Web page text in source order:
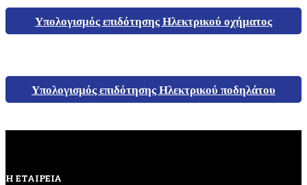
Υπολογισμός επιδότησης Ηλεκτρικού οχήματος
Υπολογισμός επιδότησης Ηλεκτρικού ποδηλάτου
Η ΕΤΑΙΡΕΙΑ